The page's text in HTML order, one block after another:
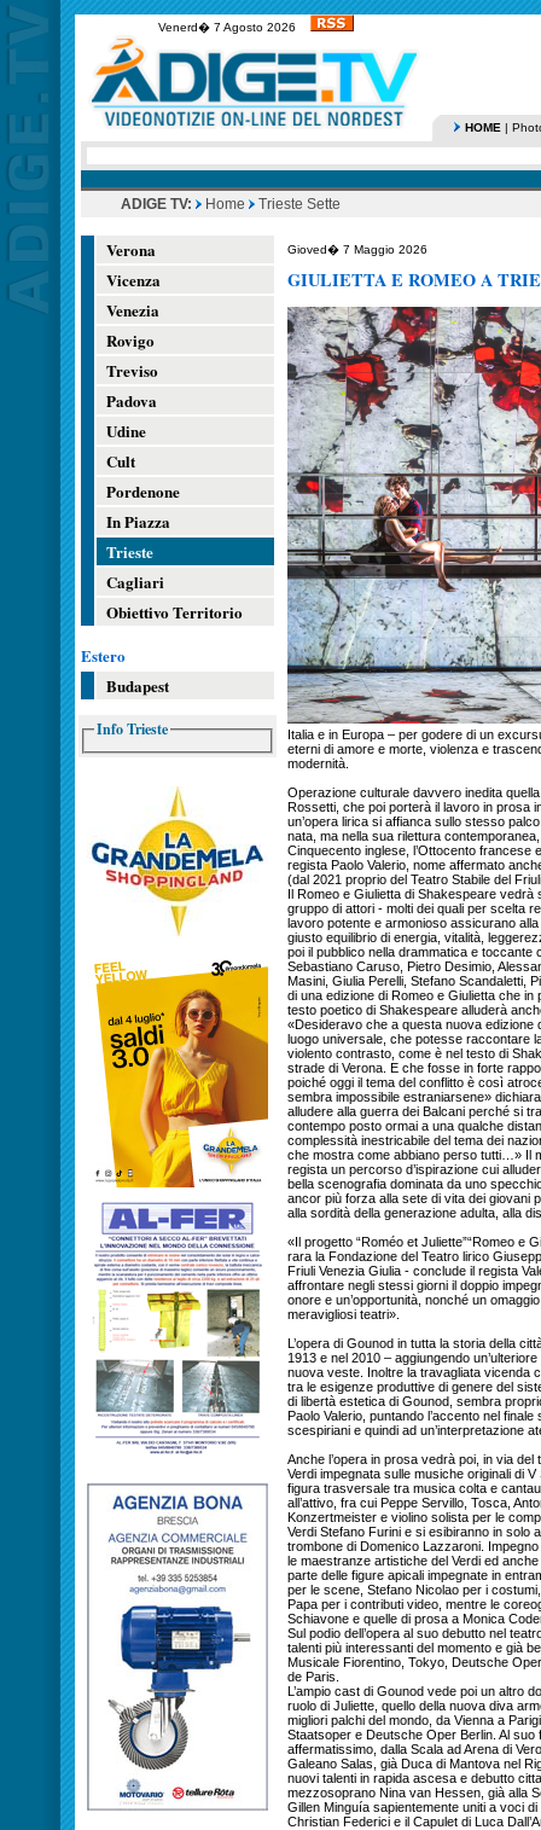
Venerd� 7 Agosto 2026
HOME |
ADIGE TV: Home Trieste Sette
Verona
Vicenza
Venezia
Rovigo
Treviso
Padova
Udine
Cult
Pordenone
In Piazza
Trieste
Cagliari
Obiettivo Territorio
Estero
Budapest
Info Trieste
Gioved� 7 Maggio 2026
GIULIETTA E ROMEO A
Italia e in Europa – per godere di un
eterni di amore e morte, violenza e
modernità.
Operazione culturale davvero inedita
Rossetti, che poi porterà il lavoro in prosa
un’opera lirica si affianca sullo stesso
nata, ma nella sua rilettura
Cinquecento inglese, l’Ottocento francese
regista Paolo Valerio, nome affermato
(dal 2021 proprio del Teatro Stabile del
Il Romeo e Giulietta di Shakespeare vedrà
gruppo di attori - molti dei quali per scelta
lavoro potente e armonioso assicurano
giusto equilibrio di energia, vitalità,
poi il pubblico nella drammatica e toccante
Sebastiano Caruso, Pietro Desimio,
Masini, Giulia Perelli, Stefano Scandaletti,
di una edizione di Romeo e Giulietta che
testo poetico di Shakespeare alluderà
«Desideravo che a questa nuova edizione
luogo universale, che potesse raccontare
violento contrasto, come è nel testo di
strade di Verona. E che fosse in forte
poiché oggi il tema del conflitto è così
sembra impossibile estraniarsene»
alludere alla guerra dei Balcani perché si
contempo posto ormai a una qualche
complessità inestricabile del tema dei
che mostra come abbiano perso tutti…» Il
regista un percorso d’ispirazione cui
bella scenografia dominata da uno
ancor più forza alla sete di vita dei giovani
alla sordità della generazione adulta, alla
«Il progetto “Roméo et Juliette”“Romeo e
rara la Fondazione del Teatro lirico
Friuli Venezia Giulia - conclude il regista
affrontare negli stessi giorni il doppio
onore e un’opportunità, nonché un
meravigliosi teatri».
L’opera di Gounod in tutta la storia della
1913 e nel 2010 – aggiungendo
nuova veste. Inoltre la travagliata vicenda
tra le esigenze produttive di genere del
di libertà estetica di Gounod, sembra
Paolo Valerio, puntando l’accento nel
scespiriani e quindi ad un’interpretazione
Anche l’opera in prosa vedrà poi, in via
Verdi impegnata sulle musiche originali di
figura trasversale tra musica colta e
all’attivo, fra cui Peppe Servillo, Tosca,
Konzertmeister e violino solista per le
Verdi Stefano Furini e si esibiranno in solo
trombone di Domenico Lazzaroni.
le maestranze artistiche del Verdi ed
parte delle figure apicali impegnate in
per le scene, Stefano Nicolao per i
Papa per i contributi video, mentre le
Schiavone e quelle di prosa a Monica
Sul podio dell’opera al suo debutto nel
talenti più interessanti del momento e già
Musicale Fiorentino, Tokyo, Deutsche
de Paris.
L’ampio cast di Gounod vede poi un altro
ruolo di Juliette, quello della nuova diva
migliori palchi del mondo, da Vienna a
Staatsoper e Deutsche Oper Berlin. Al
affermatissimo, dalla Scala ad Arena di
Galeano Salas, già Duca di Mantova nel
nuovi talenti in rapida ascesa e debutto
mezzosoprano Nina van Hessen, già alla
Gillen Minguía sapientemente uniti a voci
Christian Federici e il Capulet di Luca